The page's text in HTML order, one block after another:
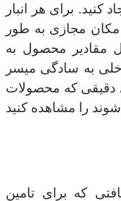
کنید. برای هر انبار
مجازی به طور
مقادیر محصول به
به سادگی میسر
دقیقی که محصولات
که برای تامین